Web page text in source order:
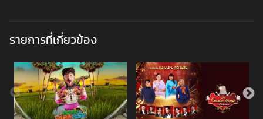
รายการที่เกี่ยวข้อง